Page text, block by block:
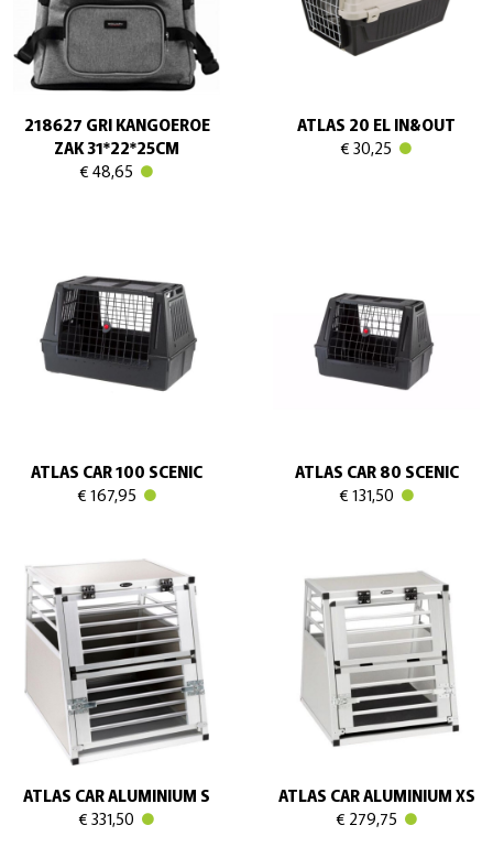
218627 GRI KANGOEROE
ZAK 31*22*25CM
€ 48,65
ATLAS 20 EL IN&OUT
€ 30,25
ATLAS CAR 100 SCENIC
€ 167,95
ATLAS CAR 80 SCENIC
€ 131,50
ATLAS CAR ALUMINIUM S
€ 331,50
ATLAS CAR ALUMINIUM XS
€ 279,75